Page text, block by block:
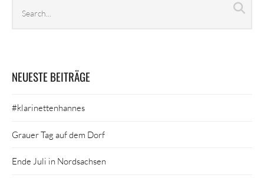
archives
NEUESTE BEITRÄGE
#klarinettenhannes
Grauer Tag auf dem Dorf
Ende Juli in Nordsachsen